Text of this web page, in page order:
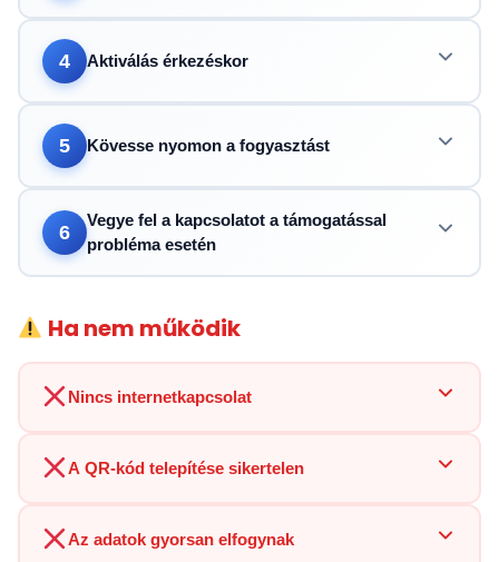
4 Aktiválás érkezéskor
5 Kövesse nyomon a fogyasztást
6
Vegye fel a kapcsolatot a támogatással
probléma esetén
Ha nem működik
Nincs internetkapcsolat
A QR-kód telepítése sikertelen
Az adatok gyorsan elfogynak